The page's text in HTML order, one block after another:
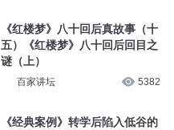
《红楼梦》八十回后真故事（十
五）《红楼梦》八十回后回目之
谜（上）
百家讲坛 5382
《经典案例》转学后陷入低谷的